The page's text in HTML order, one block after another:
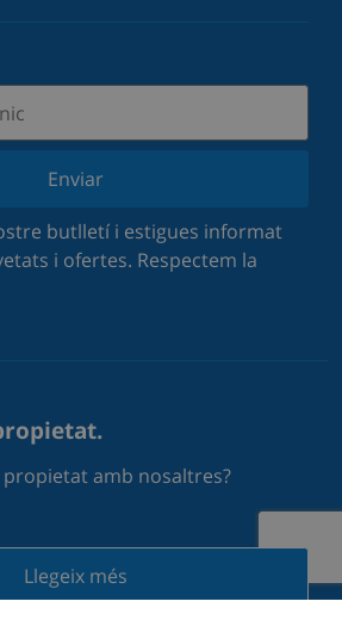
Enviar
butlletí i estigues informat
i ofertes. Respectem la
amb nosaltres?
Llegeix més